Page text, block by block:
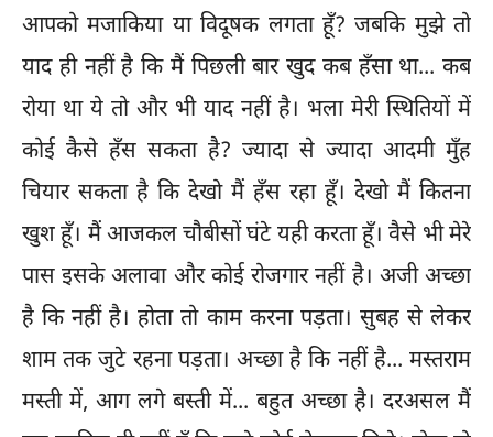
आपको मजाकिया या विदूषक लगता हूँ? जबकि मुझे तो
याद ही नहीं है कि मैं पिछली बार खुद कब हँसा था... कब
रोया था ये तो और भी याद नहीं है। भला मेरी स्थितियों में
कोई कैसे हँस सकता है? ज्यादा से ज्यादा आदमी मुँह
चियार सकता है कि देखो मैं हँस रहा हूँ। देखो मैं कितना
खुश हूँ। मैं आजकल चौबीसों घंटे यही करता हूँ। वैसे भी मेरे
पास इसके अलावा और कोई रोजगार नहीं है। अजी अच्छा
है कि नहीं है। होता तो काम करना पड़ता। सुबह से लेकर
शाम तक जुटे रहना पड़ता। अच्छा है कि नहीं है... मस्तराम
मस्ती में, आग लगे बस्ती में... बहुत अच्छा है। दरअसल मैं